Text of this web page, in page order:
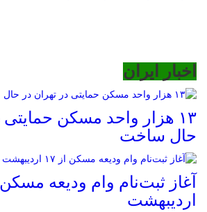
اخبار ایران
۱۳ هزار واحد مسکن حمایتی
حال ساخت
اردیبهشت